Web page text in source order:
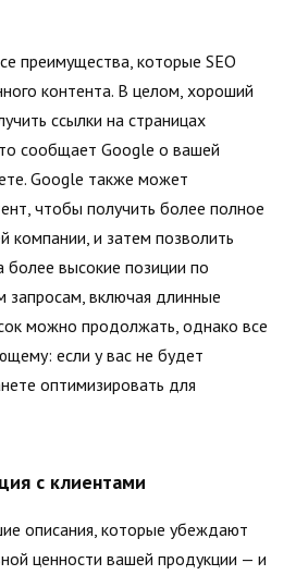
преимущества, которые SEO
контента. В целом, хороший
ссылки на страницах
сообщает Google о вашей
Google также может
чтобы получить более полное
компании, и затем позволить
более высокие позиции по
запросам, включая длинные
можно продолжать, однако все
если у вас не будет
оптимизировать для
с клиентами
описания, которые убеждают
ценности вашей продукции — и